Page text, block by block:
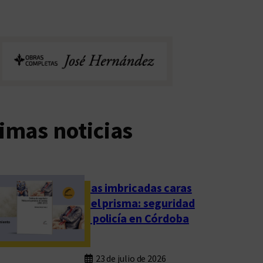
noticias
Las imbricadas caras
del prisma: seguridad
y policía en Córdoba
23 de julio de 2026